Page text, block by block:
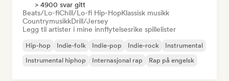
> 4900 svar gitt
Beats/Lo-fiChill/Lo-fi Hip-HopKlassisk musikk
CountrymusikkDrill/Jersey
Legg til artister i mine innflytelsesrike spillelister
Hip-hop Indie-folk Indie-pop Indie-rock
Instrumental
Instrumental hiphop
Internasjonal rap Rap på engelsk